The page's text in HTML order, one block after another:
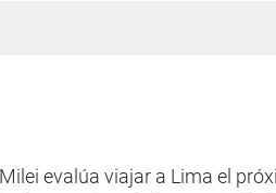
evalúa viajar a Lima el